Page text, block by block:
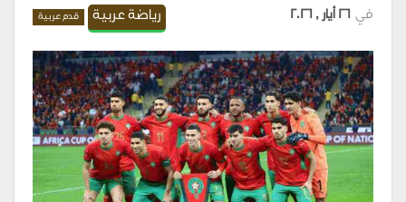
رياضة عربية قدم عربية في 26 أيار , 2026